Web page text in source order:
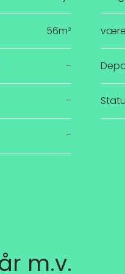
56m²
-
-
-
m.v.